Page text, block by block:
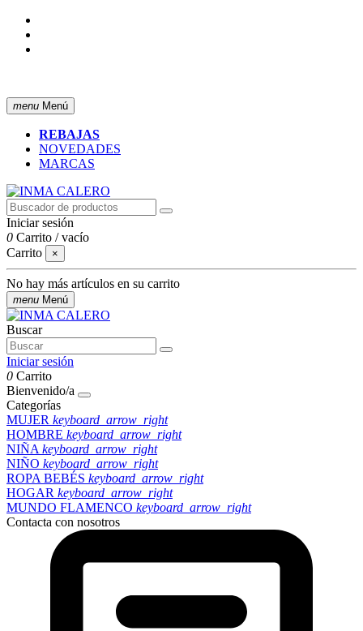
menu Menú
REBAJAS
NOVEDADES
MARCAS
Iniciar sesión
0 Carrito /vacío
Carrito
×
No hay más artículos en su carrito
menu Menú
Buscar
Iniciar sesión
0 Carrito
Bienvenido/a
Categorías
MUJER keyboard_arrow_right
HOMBRE keyboard_arrow_right
NIÑA keyboard_arrow_right
NIÑO keyboard_arrow_right
ROPA BEBÉS keyboard_arrow_right
HOGAR keyboard_arrow_right
MUNDO FLAMENCO keyboard_arrow_right
Contacta con nosotros